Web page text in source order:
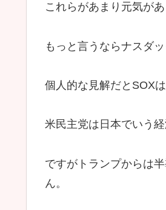
これらがあまり元気があ
もっと言うならナスダ
個人的な見解だとSOX
米民主党は日本でいう
ですがトランプからは
ん。